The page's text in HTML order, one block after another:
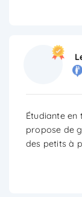
Étudiante en
propose de
des petits à